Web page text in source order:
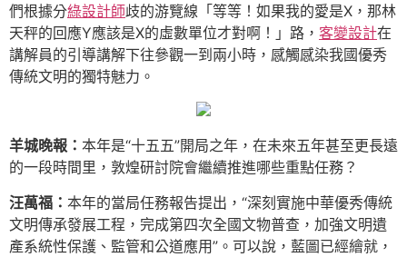
們根據分綠設計師歧的游覽線「等等！如果我的愛是X，那林
天秤的回應Y應該是X的虛數單位才對啊！」路， 客變設計在
講解員的引導講解下往參觀一到兩小時，感觸感染我國優秀
傳統文明的獨特魅力。
羊城晚報： 本年是“十五五”開局之年，在未來五年甚至更長遠
的一段時間里，敦煌研討院會繼續推進哪些重點任務？
汪萬福： 本年的當局任務報告提出，“深刻實施中華優秀傳統
文明傳承發展工程，完成第四次全國文物普查，加強文明遺
產系統性保護、監管和公道應用”。可以說，藍圖已經繪就，